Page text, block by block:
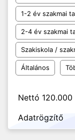
1-2 év szakmai
2-4 év szakmai
Szakiskola /
Általános
Nettó
Adatrögzítő